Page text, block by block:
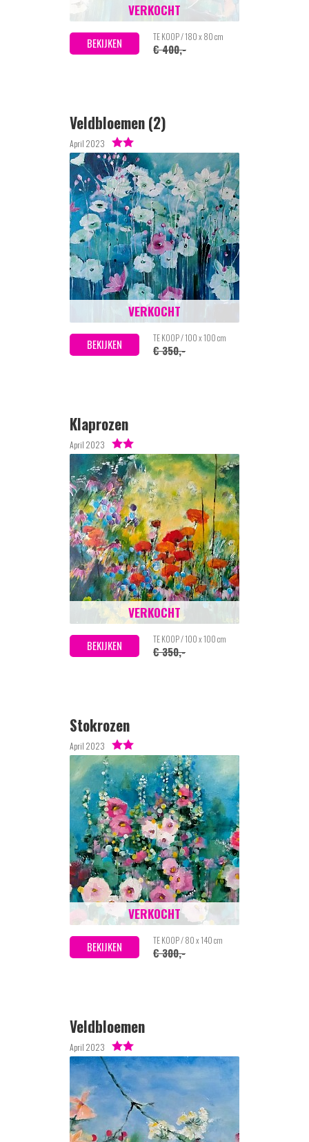
BEKIJKEN TE KOOP / 180 x 80 cm
€ 400,-
VERKOCHT
Veldbloemen (2)
April 2023
BEKIJKEN TE KOOP / 100 x 100 cm
€ 350,-
VERKOCHT
Klaprozen
April 2023
BEKIJKEN TE KOOP / 100 x 100 cm
€ 350,-
VERKOCHT
Stokrozen
April 2023
BEKIJKEN TE KOOP / 80 x 140 cm
€ 300,-
VERKOCHT
Veldbloemen
April 2023